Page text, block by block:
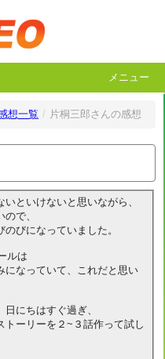
メニュー
想一覧 / 片桐三郎さんの感想
といけないと思いながら、
ので、
びになっていました。
ルは
になっていて、これだと思い
日にちはすぐ過ぎ、
トーリーを２~３話作って試し